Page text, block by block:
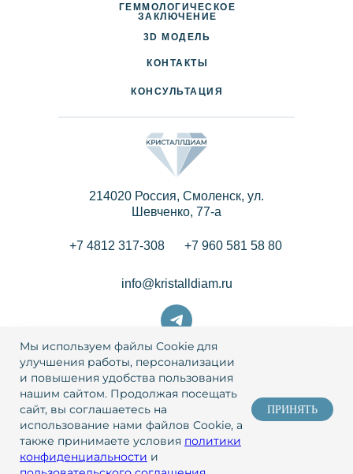
info@kristalldiam.ru
214020 Россия, Смоленск, ул.
Шевченко, 77-a
+7 4812 317-308 +7 960 581 58 80
КОНТАКТЫ
ДОСТАВКА И ОПЛАТА
ПАРТНЕРАМ
3D МОДЕЛЬ
КОНСУЛЬТАЦИЯ
ГЕММОЛОГИЧЕСКОЕ
ЗАКЛЮЧЕНИЕ
Разработкаимаркетинг
Пользовательское соглашение
Политика конфиденциальности
© 2026 Кристаллдиам
Мы используем файлы Cookie для
улучшения работы, персонализации
и повышения удобства пользования
нашим сайтом. Продолжая посещать
сайт, вы соглашаетесь на
использование нами файлов Cookie, а
также принимаете условия политики
конфиденциальности и
ПРИНЯТЬ